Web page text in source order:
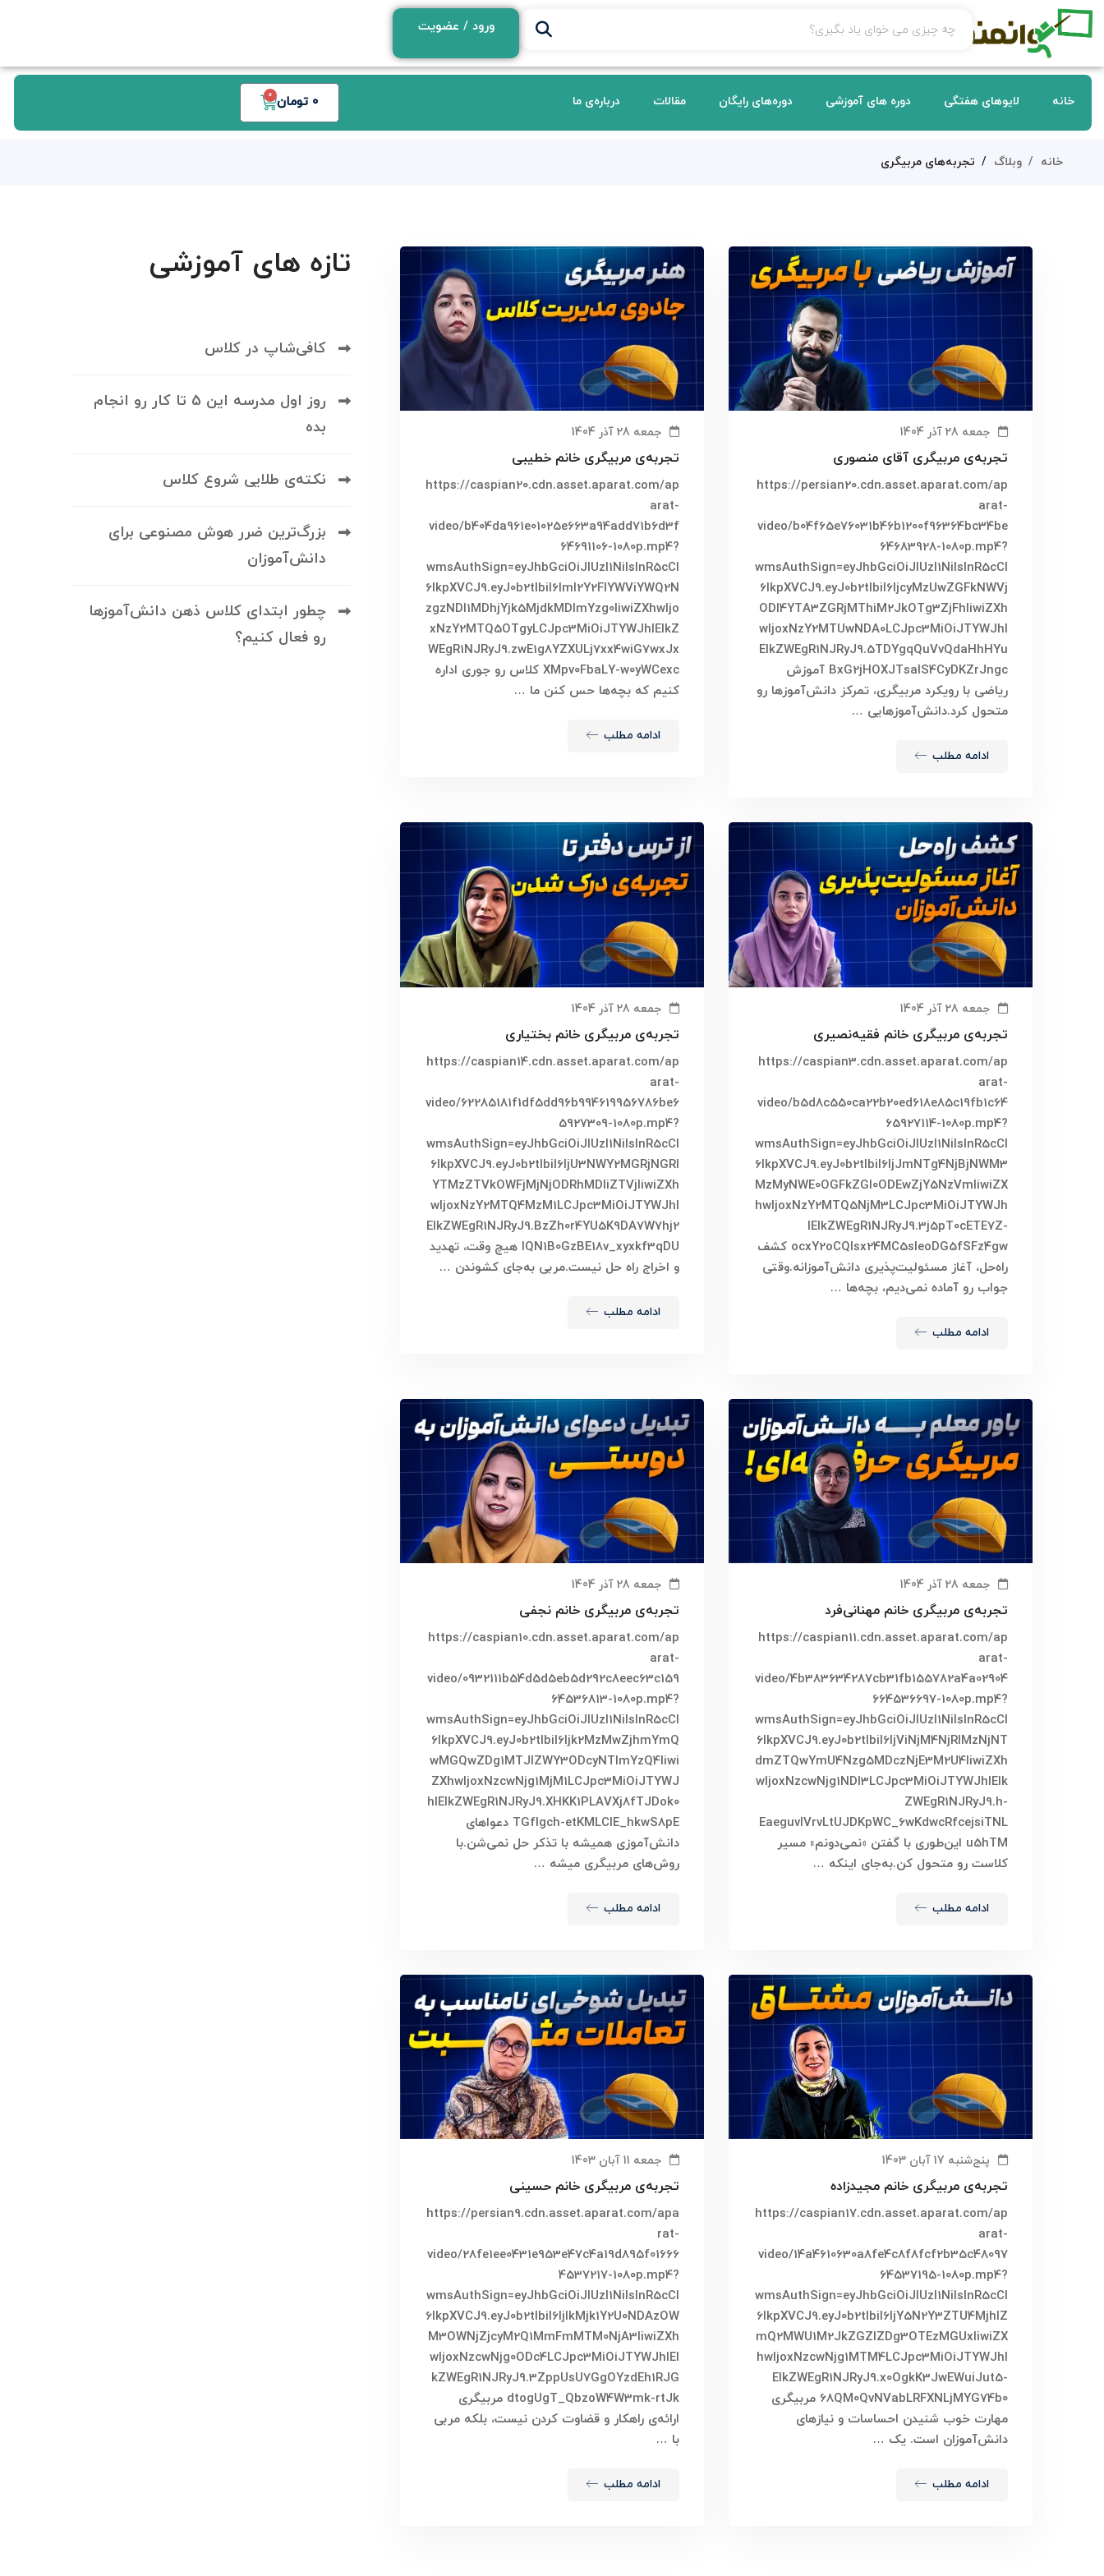
ورود / عضویت
خانه لایوهای هفتگی دوره های آموزشی دوره‌های رایگان مقالات درباره‌ی ما 0 تومان 0
خانه وبلاگ تجربه‌های مربیگری
جمعه 28 آذر 1404
تجربه‌ی مربیگری آقای منصوری
https://persian20.cdn.asset.aparat.com/ap
arat-
video/b04f65e76031b46b1200f96364bc34be
64683928-1080p.mp4?
wmsAuthSign=eyJhbGciOiJIUzI1NiIsInR5cCI
6IkpXVCJ9.eyJ0b2tlbiI6IjcyMzUwZGFkNWVj
ODI4YTA3ZGRjMThiM2JkOTg3ZjFhIiwiZXh
wIjoxNzY2MTUwNDA0LCJpc3MiOiJTYWJhI
ElkZWEgR1NJRyJ9.5TDYgqQuVvQdaHhHYu
BxG2jHOXJTsalS4CyDKZrJngc آموزش
ریاضی با رویکرد مربیگری، تمرکز دانش‌آموزها رو
متحول کرد.دانش‌آموزهایی …
ادامه مطلب
جمعه 28 آذر 1404
تجربه‌ی مربیگری خانم خطیبی
https://caspian20.cdn.asset.aparat.com/ap
arat-
video/b404da961e01025e663a94add71b6d3f
64691106-1080p.mp4?
wmsAuthSign=eyJhbGciOiJIUzI1NiIsInR5cCI
6IkpXVCJ9.eyJ0b2tlbiI6ImI2Y2FlYWViYWQ2N
zgzNDI1MDhjYjk5MjdkMDlmYzg0IiwiZXhwIjo
xNzY2MTQ5OTgyLCJpc3MiOiJTYWJhIElkZ
WEgR1NJRyJ9.zwE1g8YZXULj7xx4wiG7wxJx
XMpv0FbaLY-w0yWCexc کلاس رو جوری اداره
کنیم که بچه‌ها حس کنن ما …
ادامه مطلب
جمعه 28 آذر 1404
تجربه‌ی مربیگری خانم فقیه‌نصیری
https://caspian3.cdn.asset.aparat.com/ap
arat-
video/b5d8c550ca22b20ed618e85c19fb1c64
65927114-1080p.mp4?
wmsAuthSign=eyJhbGciOiJIUzI1NiIsInR5cCI
6IkpXVCJ9.eyJ0b2tlbiI6IjJmNTg4NjBjNWM3
MzMyNWE0OGFkZGI0ODEwZjY5NzVmIiwiZX
hwIjoxNzY2MTQ5NjM3LCJpc3MiOiJTYWJh
IElkZWEgR1NJRyJ9.3j5pT0cETE7Z-
ocxY2oCQIsx24MC5sIeoDG5fSFz4gw کشف
راه‌حل، آغاز مسئولیت‌پذیری دانش‌آموزانه.وقتی
جواب رو آماده نمی‌دیم، بچه‌ها …
ادامه مطلب
جمعه 28 آذر 1404
تجربه‌ی مربیگری خانم بختیاری
https://caspian14.cdn.asset.aparat.com/ap
arat-
video/62285181f1df5dd96b994619956786be6
5927309-1080p.mp4?
wmsAuthSign=eyJhbGciOiJIUzI1NiIsInR5cCI
6IkpXVCJ9.eyJ0b2tlbiI6IjU3NWY2MGRjNGRl
YTMzZTVkOWFjMjNjODRhMDliZTVjIiwiZXh
wIjoxNzY2MTQ4MzM1LCJpc3MiOiJTYWJhI
ElkZWEgR1NJRyJ9.BzZh0r4YU5K9DA7W7hj2
lQN1B0GzBE18v_xyxkf3qDU هیچ وقت، تهدید
و اخراج راه حل نیست.مربی به‌جای کشوندن …
ادامه مطلب
جمعه 28 آذر 1404
تجربه‌ی مربیگری خانم مهنانی‌فرد
https://caspian11.cdn.asset.aparat.com/ap
arat-
video/4b383634287cb31fb155782a4a02904
664536697-1080p.mp4?
wmsAuthSign=eyJhbGciOiJIUzI1NiIsInR5cCI
6IkpXVCJ9.eyJ0b2tlbiI6IjViNjM4NjRlMzNjNT
dmZTQwYmU4Nzg5MDczNjE3M2U4IiwiZXh
wIjoxNzcwNjg1NDI3LCJpc3MiOiJTYWJhIElk
ZWEgR1NJRyJ9.h-
EaeguvIVrvLtUJDKpWC_6wKdwcRfcejsiTNL
u5hTM این‌طوری با گفتن «نمی‌دونم» مسیر
کلاست رو متحول کن.به‌جای اینکه …
ادامه مطلب
جمعه 28 آذر 1404
تجربه‌ی مربیگری خانم نجفی
https://caspian10.cdn.asset.aparat.com/ap
arat-
video/0932111b54d5d5eb5d292c8eec63c159
64536813-1080p.mp4?
wmsAuthSign=eyJhbGciOiJIUzI1NiIsInR5cCI
6IkpXVCJ9.eyJ0b2tlbiI6Ijk2MzMwZjhmYmQ
wMGQwZDg1MTJlZWY3ODcyNTlmYzQ4Iiwi
ZXhwIjoxNzcwNjg1MjM1LCJpc3MiOiJTYWJ
hIElkZWEgR1NJRyJ9.XHKK1PLAVXj8fTJDok0
TGflgch-etKMLCIE_hkwS8pE دعواهای
دانش‌آموزی همیشه با تذکر حل نمی‌شن.با
روش‌های مربیگری میشه …
ادامه مطلب
پنج‌شنبه 17 آبان 1403
تجربه‌ی مربیگری خانم مجیدزاده
https://caspian17.cdn.asset.aparat.com/ap
arat-
video/14a4610630a8fe4c8f8fcf2b35c48097
64537195-1080p.mp4?
wmsAuthSign=eyJhbGciOiJIUzI1NiIsInR5cCI
6IkpXVCJ9.eyJ0b2tlbiI6IjY5N2Y3ZTU4MjhlZ
mQ2MWU1M2JkZGZlZDg3OTEzMGUxIiwiZX
hwIjoxNzcwNjg1MTM4LCJpc3MiOiJTYWJhI
ElkZWEgR1NJRyJ9.x0OgkK3JwEWuiJut5-
68QM0QvNVabLRFXNLjMYG74b0 مربیگری
مهارت خوب شنیدن احساسات و نیازهای
دانش‌آموزان است. یک …
ادامه مطلب
جمعه 11 آبان 1403
تجربه‌ی مربیگری خانم حسینی
https://persian9.cdn.asset.aparat.com/apa
rat-
video/28fe1ee0431e953e47c4a19d895f01666
4537217-1080p.mp4?
wmsAuthSign=eyJhbGciOiJIUzI1NiIsInR5cCI
6IkpXVCJ9.eyJ0b2tlbiI6IjlkMjk1Y2U0NDAzOW
M3OWNjZjcyM2Q1MmFmMTM0NjA3IiwiZXh
wIjoxNzcwNjg0ODc4LCJpc3MiOiJTYWJhIEl
kZWEgR1NJRyJ9.3ZppUsU7GgOYzdEh1RJG
dtogUgT_QbzoW4W3mk-rtJk مربیگری
ارائه‌ی راهکار و قضاوت کردن نیست، بلکه مربی
با …
ادامه مطلب
تازه های آموزشی
کافی‌شاپ در کلاس
روز اول مدرسه این 5 تا کار رو انجام
بده
نکته‌ی طلایی شروع کلاس
بزرگ‌ترین ضرر هوش مصنوعی برای
دانش‌آموزان
چطور ابتدای کلاس ذهن دانش‌آموزها
رو فعال کنیم؟